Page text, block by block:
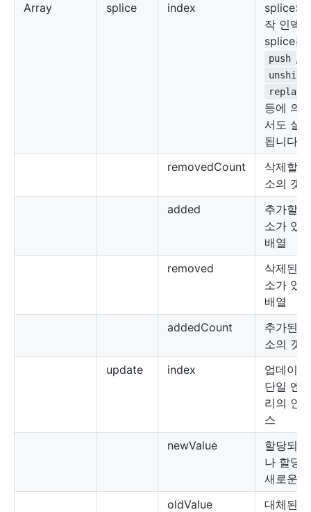
Array
splice index
splice의
작 인덱
splice는
push ,
unshift
replace
등에 의
서도 실
됩니다.
removedCount
삭제할
소의 갯
added
추가할
소가 있
배열
removed
삭제된
소가 있
배열
addedCount
추가된
소의 갯
update
index
업데이
단일 엔
리의 인
스
newValue
할당되
나 할당
새로운
oldValue
대체된